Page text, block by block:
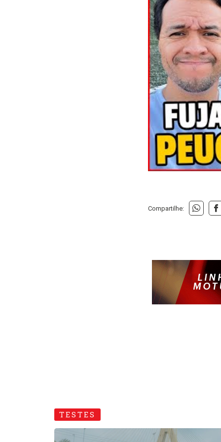
Compartilhe:
TESTES